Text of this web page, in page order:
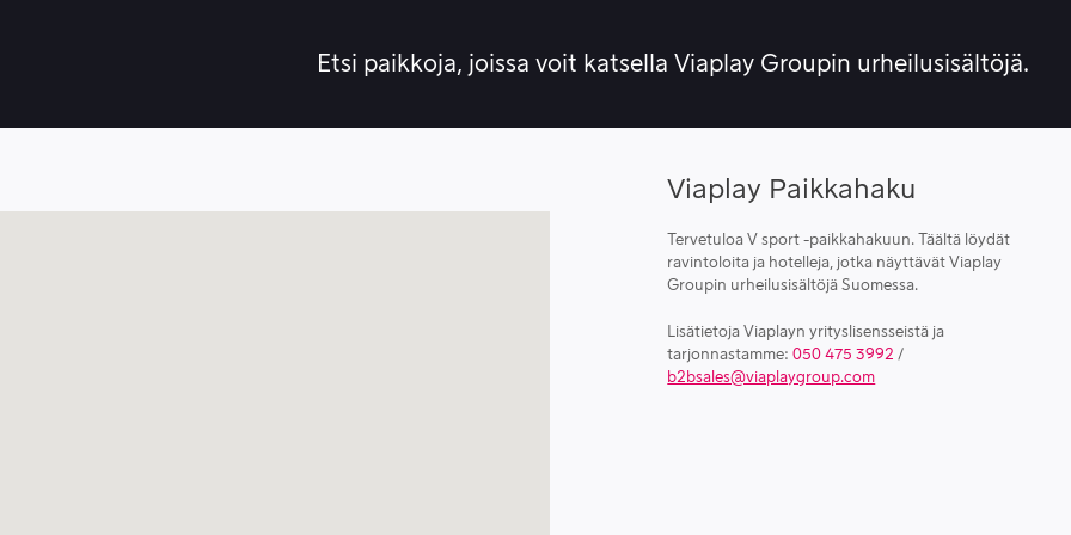
Etsi paikkoja, joissa voit katsella Viaplay Groupin urheilusisältöjä.
Viaplay Paikkahaku
Tervetuloa V sport -paikkahakuun. Täältä löydät
ravintoloita ja hotelleja, jotka näyttävät Viaplay
Groupin urheilusisältöjä Suomessa.
Lisätietoja Viaplayn yrityslisensseistä ja
tarjonnastamme:050 475 3992 /
b2bsales@viaplaygroup.com